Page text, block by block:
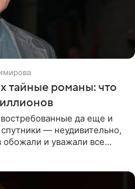
тайные романы: что
да еще и
— неудивительно,
обожали и уважали все